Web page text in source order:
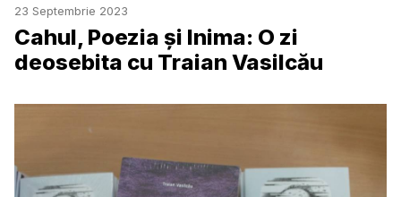
23 Septembrie 2023
Cahul, Poezia și Inima: O zi
deosebita cu Traian Vasilcău